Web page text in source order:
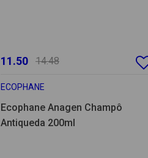
11.50 14.48
ECOPHANE
Ecophane Anagen Champô
Antiqueda 200ml